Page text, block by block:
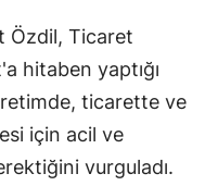
Özdil, Ticaret
hitaben yaptığı
ticarette ve
için acil ve
vurguladı.